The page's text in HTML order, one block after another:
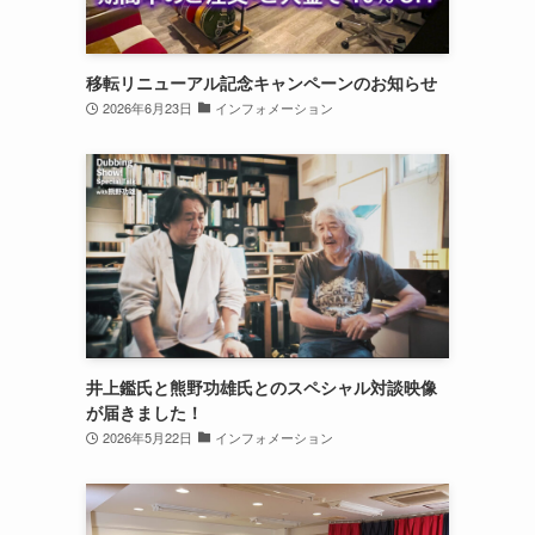
移転リニューアル記念キャンペーンのお知らせ
2026年6月23日 インフォメーション
井上鑑氏と熊野功雄氏とのスペシャル対談映像
が届きました！
2026年5月22日 インフォメーション